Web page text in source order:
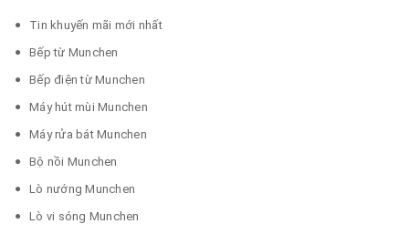
Tin khuyến mãi mới nhất
Bếp từ Munchen
Bếp điện từ Munchen
Máy hút mùi Munchen
Máy rửa bát Munchen
Bộ nồi Munchen
Lò nướng Munchen
Lò vi sóng Munchen